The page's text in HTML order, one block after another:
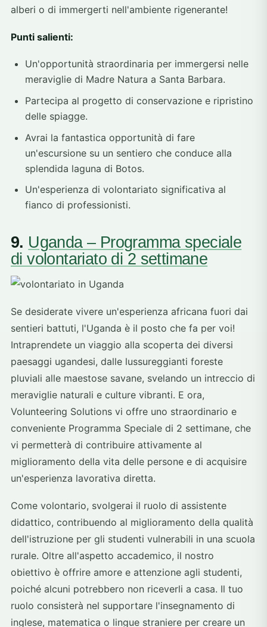
alberi o di immergerti nell'ambiente rigenerante!
Punti salienti:
Un'opportunità straordinaria per immergersi nelle
meraviglie di Madre Natura a Santa Barbara.
Partecipa al progetto di conservazione e ripristino
delle spiagge.
Avrai la fantastica opportunità di fare
un'escursione su un sentiero che conduce alla
splendida laguna di Botos.
Un'esperienza di volontariato significativa al
fianco di professionisti.
9. Uganda – Programma speciale
di volontariato di 2 settimane
Se desiderate vivere un'esperienza africana fuori dai
sentieri battuti, l'Uganda è il posto che fa per voi!
Intraprendete un viaggio alla scoperta dei diversi
paesaggi ugandesi, dalle lussureggianti foreste
pluviali alle maestose savane, svelando un intreccio di
meraviglie naturali e culture vibranti. E ora,
Volunteering Solutions vi offre uno straordinario e
conveniente Programma Speciale di 2 settimane, che
vi permetterà di contribuire attivamente al
miglioramento della vita delle persone e di acquisire
un'esperienza lavorativa diretta.
Come volontario, svolgerai il ruolo di assistente
didattico, contribuendo al miglioramento della qualità
dell'istruzione per gli studenti vulnerabili in una scuola
rurale. Oltre all'aspetto accademico, il nostro
obiettivo è offrire amore e attenzione agli studenti,
poiché alcuni potrebbero non riceverli a casa. Il tuo
ruolo consisterà nel supportare l'insegnamento di
inglese, matematica o lingue straniere per creare un